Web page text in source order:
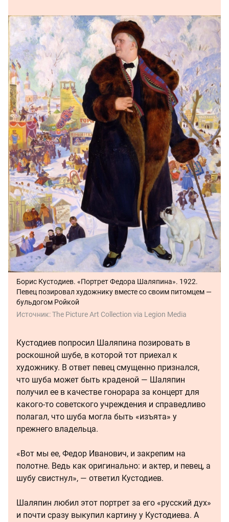
Борис Кустодиев. «Портрет Федора Шаляпина». 1922.
Певец позировал художнику вместе со своим питомцем —
бульдогом Ройкой
Источник:The Picture Art Collection via Legion Media
Кустодиев попросил Шаляпина позировать в
роскошной шубе, в которой тот приехал к
художнику. В ответ певец смущенно признался,
что шуба может быть краденой — Шаляпин
получил ее в качестве гонорара за концерт для
какого-то советского учреждения и справедливо
полагал, что шуба могла быть «изъята» у
прежнего владельца.
«Вот мы ее, Федор Иванович, и закрепим на
полотне. Ведь как оригинально: и актер, и певец, а
шубу свистнул», — ответил Кустодиев.
Шаляпин любил этот портрет за его «русский дух»
и почти сразу выкупил картину у Кустодиева. А